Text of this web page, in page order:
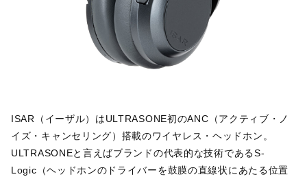
ISAR（イーザル）はULTRASONE初のANC（アクティブ・ノ
イズ・キャンセリング）搭載のワイヤレス・ヘッドホン。
ULTRASONEと言えばブランドの代表的な技術であるS-
Logic（ヘッドホンのドライバーを鼓膜の直線状にあたる位置